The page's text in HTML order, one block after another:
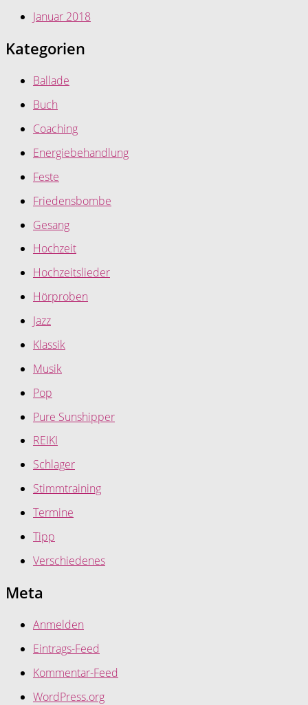
Januar 2018
Kategorien
Ballade
Buch
Coaching
Energiebehandlung
Feste
Friedensbombe
Gesang
Hochzeit
Hochzeitslieder
Hörproben
Jazz
Klassik
Musik
Pop
Pure Sunshipper
REIKI
Schlager
Stimmtraining
Termine
Tipp
Verschiedenes
Meta
Anmelden
Eintrags-Feed
Kommentar-Feed
WordPress.org